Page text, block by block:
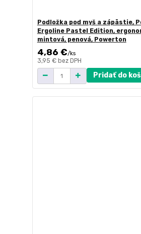
Podložka pod myš a zápästie,
Ergoline Pastel Edition,
mintová, penová, Powerton
4,86 €/ks
3,95 € bez DPH
Pridať do